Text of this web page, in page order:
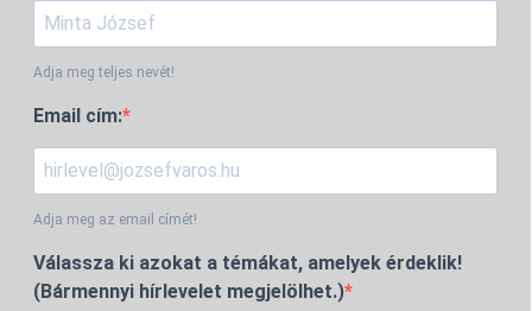
Adja meg teljes nevét!
Email cím:
Adja meg az email címét!
Válassza ki azokat a témákat, amelyek érdeklik!
(Bármennyi hírlevelet megjelölhet.)